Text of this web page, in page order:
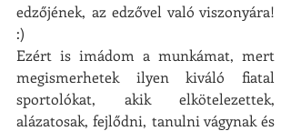
edzőjének, az edzővel való viszonyára!
:)
Ezért is imádom a munkámat, mert
megismerhetek ilyen kiváló fiatal
sportolókat, akik elkötelezettek,
alázatosak, fejlődni, tanulni vágynak és